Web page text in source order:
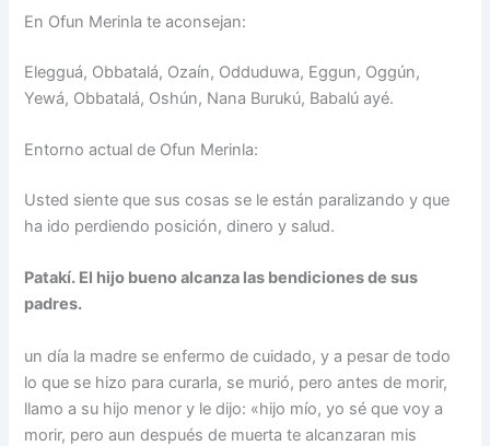
En Ofun Merinla te aconsejan:
Elegguá, Obbatalá, Ozaín, Odduduwa, Eggun, Oggún,
Yewá, Obbatalá, Oshún, Nana Burukú, Babalú ayé.
Entorno actual de Ofun Merinla:
Usted siente que sus cosas se le están paralizando y que
ha ido perdiendo posición, dinero y salud.
Patakí. El hijo bueno alcanza las bendiciones de sus
padres.
un día la madre se enfermo de cuidado, y a pesar de todo
lo que se hizo para curarla, se murió, pero antes de morir,
llamo a su hijo menor y le dijo: «hijo mío, yo sé que voy a
morir, pero aun después de muerta te alcanzaran mis